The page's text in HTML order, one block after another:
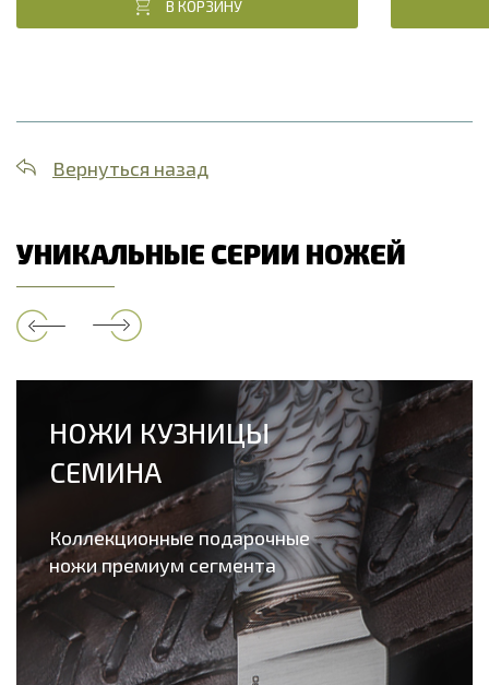
В КОРЗИНУ
Вернуться назад
УНИКАЛЬНЫЕ СЕРИИ НОЖЕЙ
НОЖИ КУЗНИЦЫ
СЕМИНА
Коллекционные подарочные
ножи премиум сегмента